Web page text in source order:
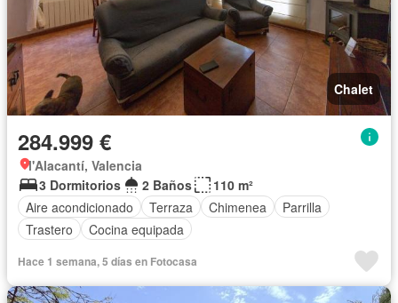
Chalet
284.999 €
l'Alacantí, Valencia
3 Dormitorios
2 Baños
110 m²
Aire acondicionado
Terraza Chimenea
Parrilla
Trastero
Cocina equipada
Hace 1 semana, 5 días en Fotocasa